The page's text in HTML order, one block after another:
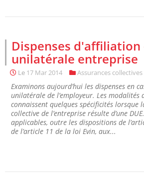
Dispenses
unilatérale entreprise
Le 17 Mar 2014 Assurances collectives
Examinons aujourd’hui les dispenses en
unilatérale de l’employeur. Les modalités
connaissent quelques spécificités lorsque
collective de l’entreprise résulte d’une
applicables, outre les dispositions de
de l’article 11 de la loi Evin, aux...